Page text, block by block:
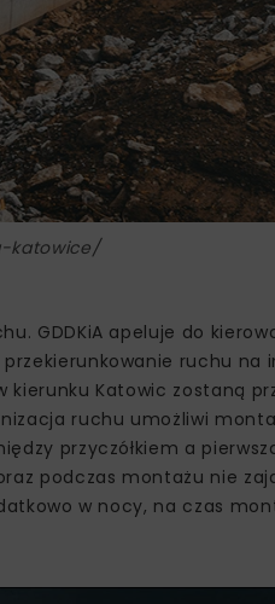
katowice/
GDDKiA apeluje do
ruchu na
kierunku Katowic zostaną
ruchu umożliwi
przyczółkiem a
podczas montażu nie
w nocy, na czas